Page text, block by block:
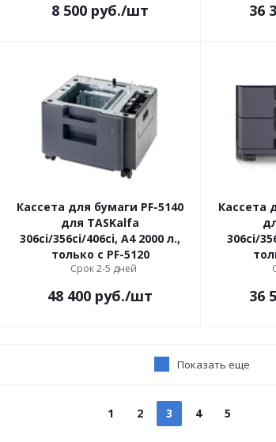
8 500 руб./шт 36
Кассета для бумаги PF-5140
для TASKalfa
306ci/356ci/406ci, А4 2000 л.,
только с PF-5120
Срок 2-5 дней
48 400 руб./шт
Кассета
306ci/
36
Показать еще
1 2 3 4 5